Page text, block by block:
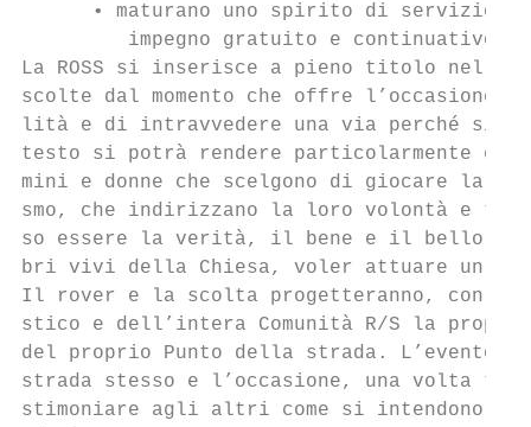
• maturano uno spirito di servizio
         impegno gratuito e continuativo.
La ROSS si inserisce a pieno titolo nel
scolte dal momento che offre
lità e di intravvedere una via perché si
testo si potrà rendere particolarmente
mini e donne che scelgono di giocare la
smo, che indirizzano la loro volontà e
so essere la verità, il bene e il bello, per
bri vivi della Chiesa, voler attuare un
Il rover e la scolta progetteranno, con il
stico e dell’intera Comunità R/S la propria
del proprio Punto della strada. L’evento
strada stesso e l’occasione, una volta
stimoniare agli altri come si intendono